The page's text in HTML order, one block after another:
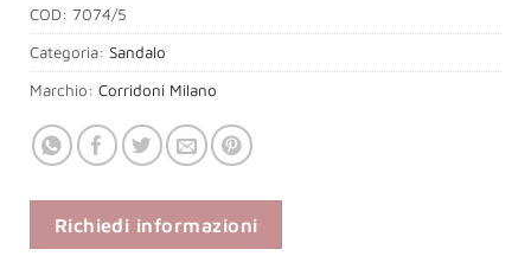
COD: 7074/5
Categoria: Sandalo
Marchio: Corridoni Milano
Richiedi informazioni